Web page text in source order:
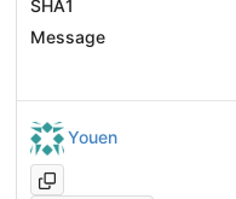
SHA1
Message
Youen